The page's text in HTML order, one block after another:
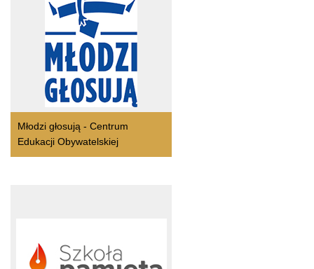
Młodzi głosują - Centrum
Edukacji Obywatelskiej